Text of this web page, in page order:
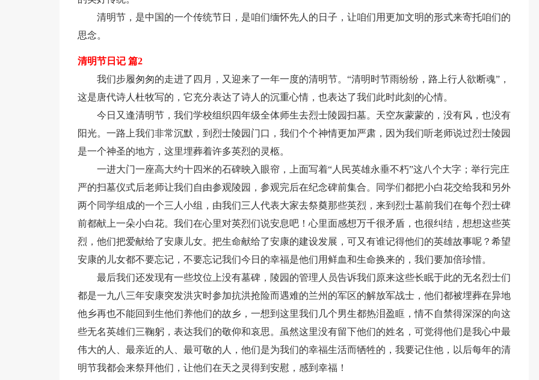
清明节，是中国的一个传统节日，是咱们缅怀先人的日子，让咱们用更加文明的形式来寄托咱们的
思念。
清明节日记 篇2
我们步履匆匆的走进了四月，又迎来了一年一度的清明节。“清明时节雨纷纷，路上行人欲断魂”，
这是唐代诗人杜牧写的，它充分表达了诗人的沉重心情，也表达了我们此时此刻的心情。
今日又逢清明节，我们学校组织四年级全体师生去烈士陵园扫墓。天空灰蒙蒙的，没有风，也没有
阳光。一路上我们非常沉默，到烈士陵园门口，我们个个神情更加严肃，因为我们听老师说过烈士陵园
是一个神圣的地方，这里埋葬着许多英烈的灵柩。
一进大门一座高大约十四米的石碑映入眼帘，上面写着“人民英雄永垂不朽”这八个大字；举行完庄
严的扫墓仪式后老师让我们自由参观陵园，参观完后在纪念碑前集合。同学们都把小白花交给我和另外
两个同学组成的一个三人小组，由我们三人代表大家去祭奠那些英烈，来到烈士墓前我们在每个烈士碑
前都献上一朵小白花。我们在心里对英烈们说安息吧！心里面感想万千很矛盾，也很纠结，想想这些英
烈，他们把爱献给了安康儿女。把生命献给了安康的建设发展，可又有谁记得他们的英雄故事呢？希望
安康的儿女都不要忘记，不要忘记我们今日的幸福是他们用鲜血和生命换来的，我们要加倍珍惜。
最后我们还发现有一些坟位上没有墓碑，陵园的管理人员告诉我们原来这些长眠于此的无名烈士们
都是一九八三年安康突发洪灾时参加抗洪抢险而遇难的兰州的军区的解放军战士，他们都被埋葬在异地
他乡再也不能回到生他们养他们的故乡，一想到这里我们几个男生都热泪盈眶，情不自禁得深深的向这
些无名英雄们三鞠躬，表达我们的敬仰和哀思。虽然这里没有留下他们的姓名，可觉得他们是我心中最
伟大的人、最亲近的人、最可敬的人，他们是为我们的幸福生活而牺牲的，我要记住他，以后每年的清
明节我都会来祭拜他们，让他们在天之灵得到安慰，感到幸福！